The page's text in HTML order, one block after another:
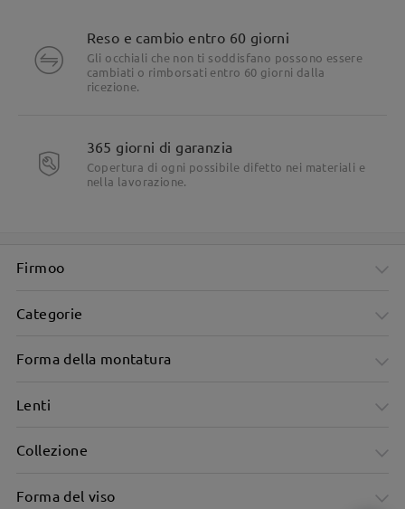
Reso e cambio entro 60 giorni
Gli occhiali che non ti soddisfano possono essere
cambiati o rimborsati entro 60 giorni dalla
ricezione.
365 giorni di garanzia
Copertura di ogni possibile difetto nei materiali e
nella lavorazione.
Firmoo
Categorie
Forma della montatura
Lenti
Collezione
Forma del viso